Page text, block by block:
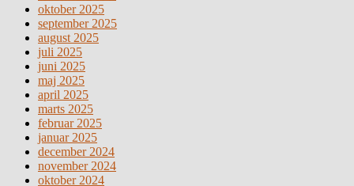
oktober 2025
september 2025
august 2025
juli 2025
juni 2025
maj 2025
april 2025
marts 2025
februar 2025
januar 2025
december 2024
november 2024
oktober 2024